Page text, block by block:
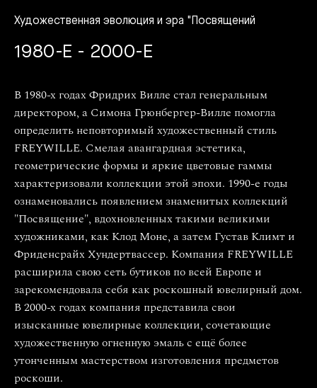
1980-Е - 2000-Е
Художественная эволюция и эра "Посвящений
В 1980-х годах Фридрих Вилле стал генеральным
директором, а Симона Грюнбергер-Вилле помогла
определить неповторимый художественный стиль
FREYWILLE. Смелая авангардная эстетика,
геометрические формы и яркие цветовые гаммы
характеризовали коллекции этой эпохи. 1990-е годы
ознаменовались появлением знаменитых коллекций
"Посвящение", вдохновленных такими великими
художниками, как Клод Моне, а затем Густав Климт и
Фриденсрайх Хундертвассер. Компания FREYWILLE
расширила свою сеть бутиков по всей Европе и
зарекомендовала себя как роскошный ювелирный дом.
В 2000-х годах компания представила свои
изысканные ювелирные коллекции, сочетающие
художественную огненную эмаль с ещё более
утонченным мастерством изготовления предметов
роскоши.